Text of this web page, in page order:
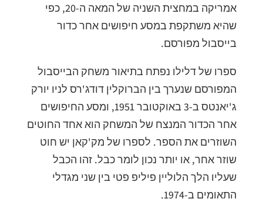
אמריקה במחצית השניה של המאה ה-20, כפי
שהיא משתקפת במסע חיפושים אחר כדור
בייסבול מפורסם.
ספרו של דלילו נפתח בתיאור משחק הבייסבול
המפורסם שנערך בין הברוקלין דודג'רס לניו יורק
ג'יאנטס ב-3 באוקטובר 1951, ומסע החיפושים
אחר הכדור המנצח של המשחק הוא אחד החוטים
השוזרים את הספר. לספרו של מק'קאן יש חוט
שוזר אחר, או יותר נכון לומר כבל. זהו הכבל
שעליו הלך הלוליין פיליפ פטי בין שני מגדלי
התאומים ב-1974.